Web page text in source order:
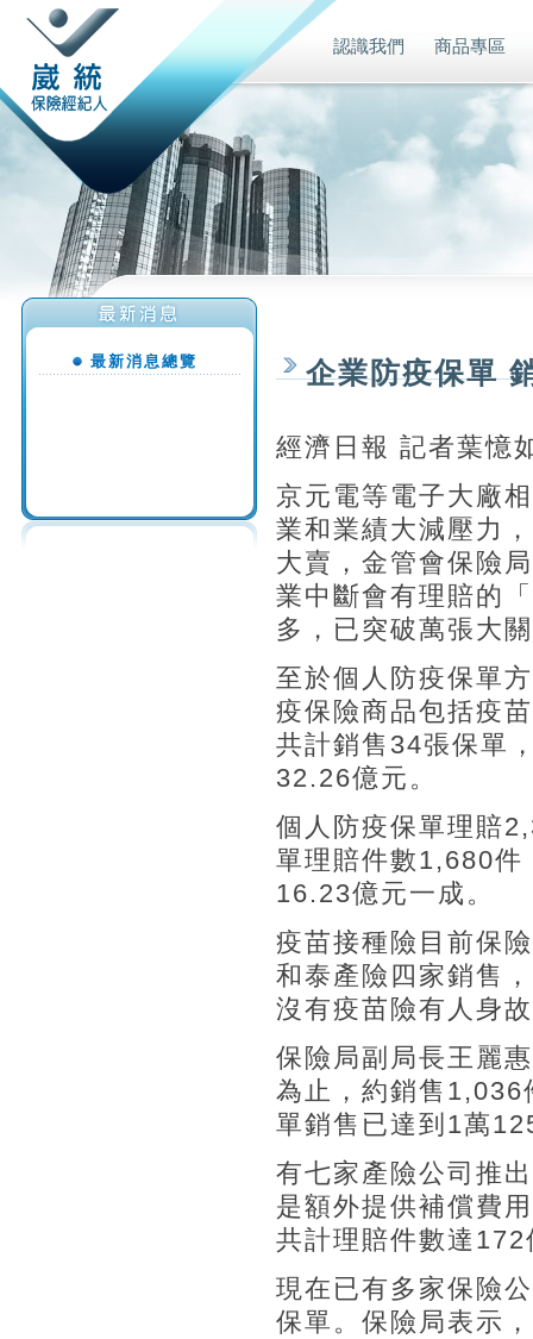
認識我們 商品專區
最新消息總覽 企業防疫保單
經濟日報 記者葉憶
京元電等電子大廠
業和業績大減壓力
大賣，金管會保險
業中斷會有理賠的
多，已突破萬張大
至於個人防疫保單
疫保險商品包括疫
共計銷售34張保單
32.26億元。
個人防疫保單理賠
單理賠件數1,680件
16.23億元一成。
疫苗接種險目前保
和泰產險四家銷售
沒有疫苗險有人身
保險局副局長王麗
為止，約銷售1,036
單銷售已達到1萬
有七家產險公司推
是額外提供補償費
共計理賠件數達
現在已有多家保險
保單。保險局表示